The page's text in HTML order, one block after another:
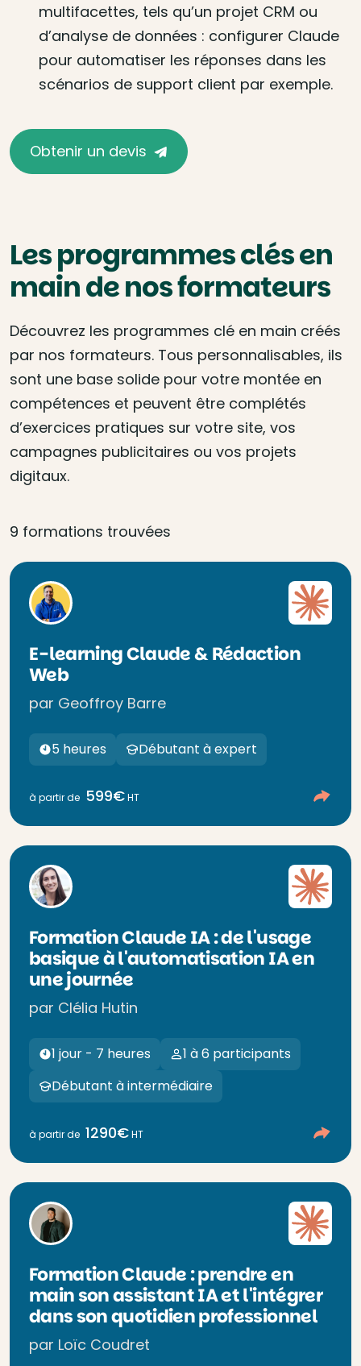
multifacettes, tels qu’un projet CRM ou
d’analyse de données : configurer Claude
pour automatiser les réponses dans les
scénarios de support client par exemple.
Obtenir un devis
Les programmes clés en
main de nos formateurs
Découvrez les programmes clé en main créés
par nos formateurs. Tous personnalisables, ils
sont une base solide pour votre montée en
compétences et peuvent être complétés
d’exercices pratiques sur votre site, vos
campagnes publicitaires ou vos projets
digitaux.
9 formations trouvées
E-learning Claude & Rédaction
Web
par Geoffroy Barre
5 heures Débutant à expert
à partir de 599€HT
Formation Claude IA : de l'usage
basique à l'automatisation IA en
une journée
par Clélia Hutin
1 jour - 7 heures
1 à 6 participants
Débutant à intermédiaire
à partir de 1290€HT
Formation Claude : prendre en
main son assistant IA et l'intégrer
dans son quotidien professionnel
par Loïc Coudret